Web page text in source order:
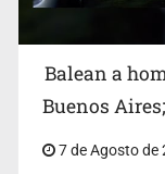
Balean a
Buenos
7 de Agosto de